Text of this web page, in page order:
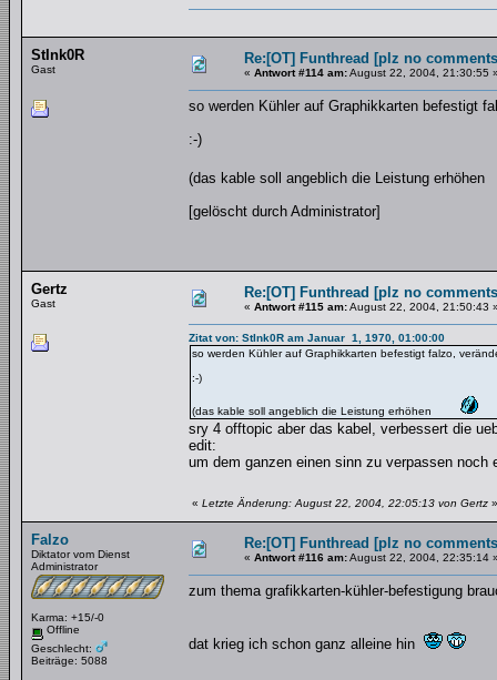
StInk0R
Gast
Re:[OT] Funthread [plz no
« Antwort #114 am:August 22, 2004, 21:30:55
so werden Kühler auf Graphikkarten befestigt
:-)
(das kable soll angeblich die Leistung erhöhen
[gelöscht durch Administrator]
Gertz
Gast
Re:[OT] Funthread [plz no
« Antwort #115 am:August 22, 2004, 21:50:43
Zitat von: StInk0R am Januar 1, 1970, 01:00:00
so werden Kühler auf Graphikkarten befestigt falzo,
:-)
(das kable soll angeblich die Leistung erhöhen
sry 4 offtopic aber das kabel, verbessert die
edit:
um dem ganzen einen sinn zu verpassen noch
« Letzte Änderung: August 22, 2004, 22:05:13 von Gertz »
Falzo
Diktator vom Dienst
Administrator
Karma: +15/-0
Offline
Geschlecht:
Beiträge: 5088
Re:[OT] Funthread [plz no
« Antwort #116 am:August 22, 2004, 22:35:14
zum thema grafikkarten-kühler-befestigung
dat krieg ich schon ganz alleine hin